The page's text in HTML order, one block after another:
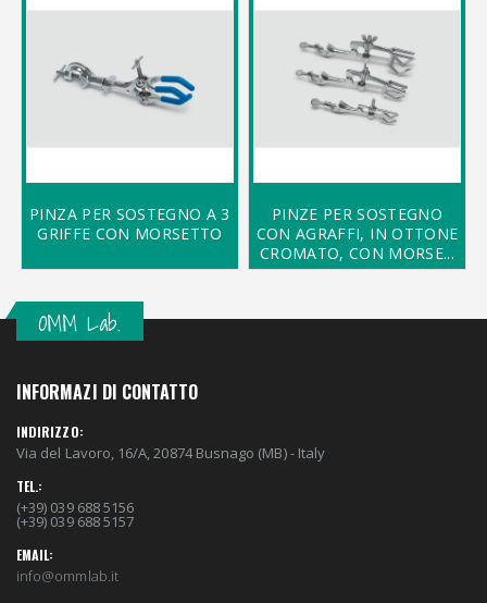
PINZA PER SOSTEGNO A 3
GRIFFE CON MORSETTO
PINZE PER SOSTEGNO
CON AGRAFFI, IN OTTONE
CROMATO, CON MORSE...
OMM Lab.
INFORMAZI DI CONTATTO
INDIRIZZO:
Via del Lavoro, 16/A, 20874 Busnago (MB) - Italy
TEL.:
(+39) 039 688 5156
(+39) 039 688 5157
EMAIL:
info@ommlab.it